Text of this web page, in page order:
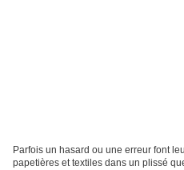
Parfois un hasard ou une erreur font
papetières et textiles dans un plissé